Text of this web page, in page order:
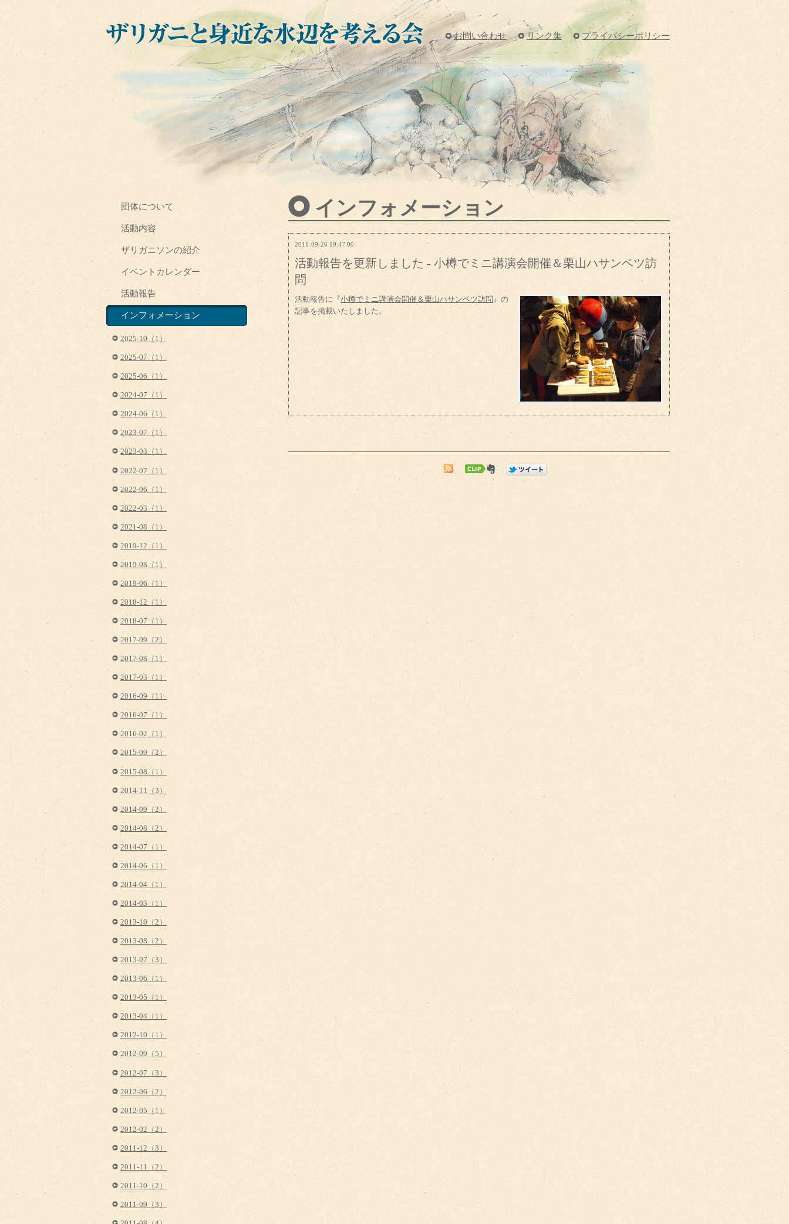
お問い合わせ リンク集 プライバシーポリシー
インフォメーション
2011-09-26 19:47:00
活動報告を更新しました - 小樽でミニ講演会開催＆栗山ハサンベツ訪
問
活動報告に『小樽でミニ講演会開催＆栗山ハサンベツ訪問 』の
記事を掲載いたしました。
団体について
活動内容
ザリガニソンの紹介
イベントカレンダー
活動報告
インフォメーション
2025-10（1）
2025-07（1）
2025-06（1）
2024-07（1）
2024-06（1）
2023-07（1）
2023-03（1）
2022-07（1）
2022-06（1）
2022-03（1）
2021-08（1）
2019-12（1）
2019-08（1）
2019-06（1）
2018-12（1）
2018-07（1）
2017-09（2）
2017-08（1）
2017-03（1）
2016-09（1）
2016-07（1）
2016-02（1）
2015-09（2）
2015-08（1）
2014-11（3）
2014-09（2）
2014-08（2）
2014-07（1）
2014-06（1）
2014-04（1）
2014-03（1）
2013-10（2）
2013-08（2）
2013-07（3）
2013-06（1）
2013-05（1）
2013-04（1）
2012-10（1）
2012-09（5）
2012-07（3）
2012-06（2）
2012-05（1）
2012-02（2）
2011-12（3）
2011-11（2）
2011-10（2）
2011-09（3）